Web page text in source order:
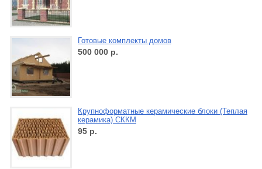
Готовые комплекты домов
500 000 р.
Крупноформатные керамические блоки (Теплая
керамика) СККМ
95 р.